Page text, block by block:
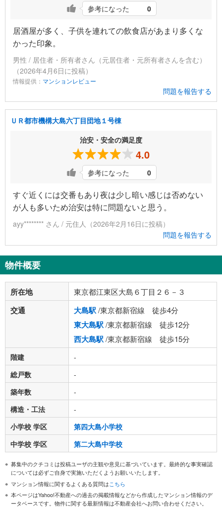
参考になった 0
居酒屋が多く、子供を連れての飲食店があまり多くな
かった印象。
男性 / 居住者・所有者さん（元居住者・元所有者さんを含む）
（2026年4月6日に投稿）
情報提供： マンションレビュー
問題を報告する
ＵＲ都市機構大島六丁目団地１号棟
治安・安全の満足度
4.0
参考になった 0
すぐ近くには交番もあり夜は少し暗い感じは否めない
が人も多いため治安は特に問題ないと思う。
ayy******** さん / 元住人（2026年2月16日に投稿）
問題を報告する
物件概要
所在地 東京都江東区大島６丁目２６－３
交通 大島駅/東京都新宿線 徒歩4分
東大島駅/東京都新宿線 徒歩12分
西大島駅/東京都新宿線 徒歩15分
階建
-
総戸数
-
築年数
-
構造・工法
-
小学校 学区
第四大島小学校
中学校 学区
第二大島中学校
募集中のクチコミは投稿ユーザの主観や意見に基づいています。最終的な事実確認
については必ずご自身で実施いただくようお願いいたします。
マンション情報に関するよくある質問はこちら
本ページはYahoo!不動産への過去の掲載情報などから作成したマンション情報のデ
ータベースです。物件に関する最新情報は不動産会社へお問い合わせください。